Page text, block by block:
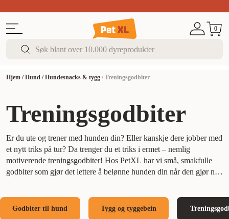
0
Hjem /Hund /Hundesnacks & tygg /Treningsgodbiter
Treningsgodbiter
Er du ute og trener med hunden din? Eller kanskje dere jobber med
et nytt triks på tur? Da trenger du et triks i ermet – nemlig
motiverende treningsgodbiter! Hos PetXL har vi små, smakfulle
godbiter som gjør det lettere å belønne hunden din når den gjør noe
godbit, og gjør læringen til en positiv opplevelse! Treningsgodbiter
er et nyttig verktøy i hverdagen, men husk at de bør utgjøre en liten
Godbiter til hund Tygg og tyggebein